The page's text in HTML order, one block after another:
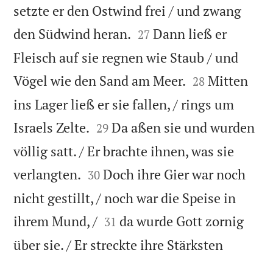
setzte er den Ostwind frei / und zwang
den Südwind heran. 

27 Dann ließ er
Fleisch auf sie regnen wie Staub / und
Vögel wie den Sand am Meer. 

28 Mitten
ins Lager ließ er sie fallen, / rings um
Israels Zelte. 

29 Da aßen sie und wurden
völlig satt. / Er brachte ihnen, was sie
verlangten. 

30 Doch ihre Gier war noch
nicht gestillt, / noch war die Speise in
ihrem Mund, /
31 da wurde Gott zornig
über sie. / Er streckte ihre Stärksten